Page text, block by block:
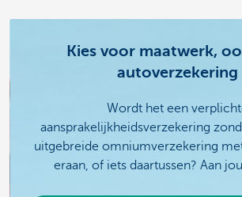
Kies voor maatwerk,
autoverzekering
Wordt het een
aansprakelijkheidsverzekering
uitgebreide omniumverzekering
eraan, of iets daartussen? Aan